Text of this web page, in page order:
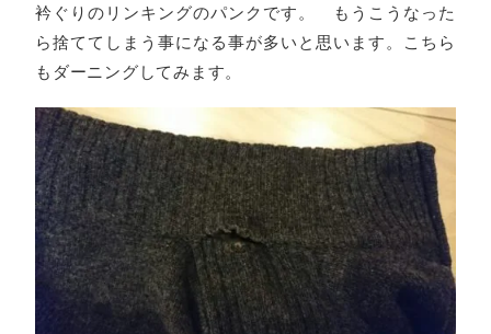
衿ぐりのリンキングのパンクです。 もうこうなった
ら捨ててしまう事になる事が多いと思います。こちら
もダーニングしてみます。